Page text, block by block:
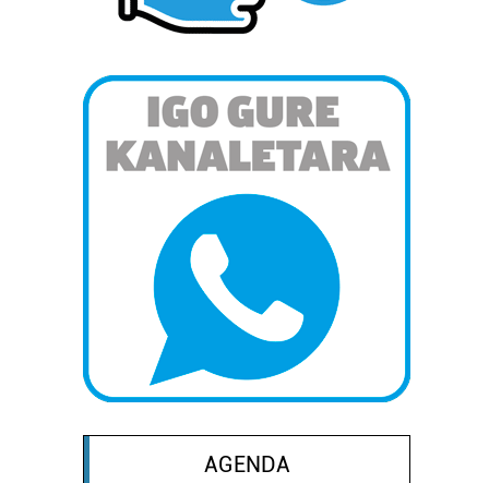
AGENDA